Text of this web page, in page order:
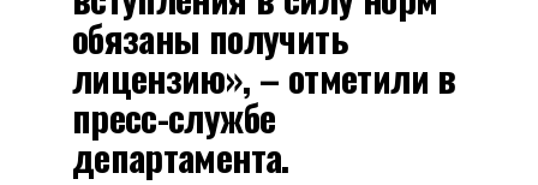
обязаны получить
лицензию», – отметили в
пресс-службе
департамента.